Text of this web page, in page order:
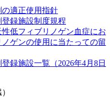
適正使用指針
録施設制度規程
性低フィブリノゲン血症にお
ゲンの使用に当たっての留
録施設一覧（2026年4月8日